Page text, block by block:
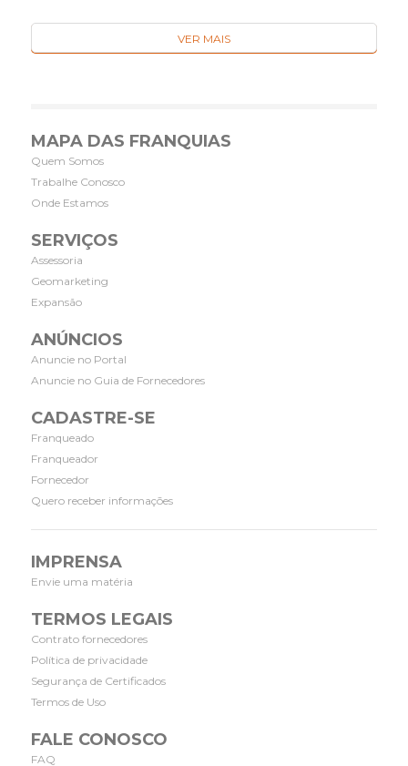
VER MAIS
MAPA DAS FRANQUIAS
Quem Somos
Trabalhe Conosco
Onde Estamos
SERVIÇOS
Assessoria
Geomarketing
Expansão
ANÚNCIOS
Anuncie no Portal
Anuncie no Guia de Fornecedores
CADASTRE-SE
Franqueado
Franqueador
Fornecedor
Quero receber informações
IMPRENSA
Envie uma matéria
TERMOS LEGAIS
Contrato fornecedores
Política de privacidade
Segurança de Certificados
Termos de Uso
FALE CONOSCO
FAQ